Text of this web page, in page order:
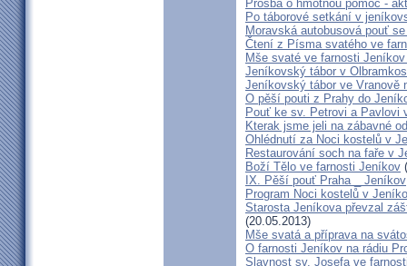
Prosba o hmotnou pomoc -
Po táborové setkání v
Moravská autobusová pouť
Čtení z Písma svatého ve
Mše svaté ve farnosti
Jeníkovský tábor v
Jeníkovský tábor ve Vranově
O pěší pouti z Prahy do
Pouť ke sv. Petrovi a Pavlovi
Kterak jsme jeli na zábavné
Ohlédnutí za Noci kostelů v
Restaurování soch na faře v
Boží Tělo ve farnosti Jeníkov
IX. Pěší pouť Praha _ Jeníkov
Program Noci kostelů v
Starosta Jeníkova převzal
(20.05.2013)
Mše svatá a příprava na
O farnosti Jeníkov na rádiu
Slavnost sv. Josefa ve